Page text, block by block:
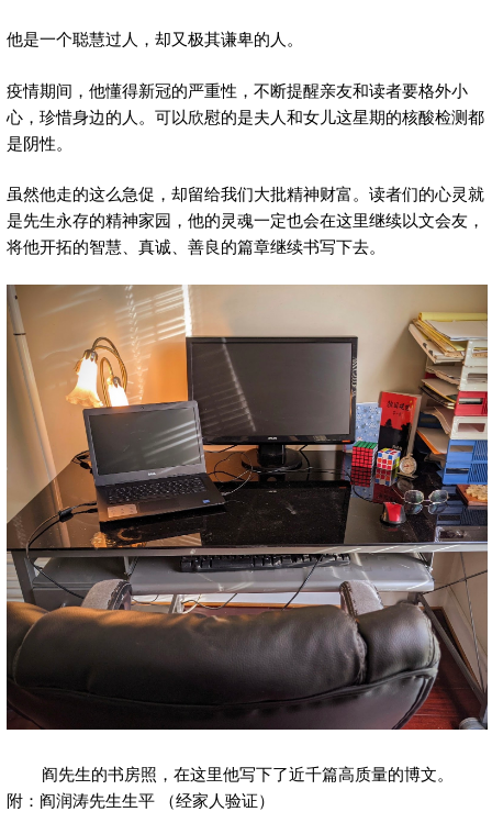
他是一个聪慧过人，却又极其谦卑的人。
疫情期间，他懂得新冠的严重性，不断提醒亲友和读者要格外小
心，珍惜身边的人。可以欣慰的是夫人和女儿这星期的核酸检测都
是阴性。
虽然他走的这么急促，却留给我们大批精神财富。读者们的心灵就
是先生永存的精神家园，他的灵魂一定也会在这里继续以文会友，
将他开拓的智慧、真诚、善良的篇章继续书写下去。
阎先生的书房照，在这里他写下了近千篇高质量的博文。
附：阎润涛先生生平 （经家人验证）